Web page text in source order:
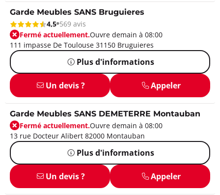
Garde Meubles SANS Bruguieres
4,5 569 avis
Fermé actuellement.Ouvre demain à 08:00
111 impasse De Toulouse 31150 Bruguieres
Plus d'informations
Un devis ? Appeler
Garde Meubles SANS DEMETERRE Montauban
Fermé actuellement.Ouvre demain à 08:00
13 rue Docteur Alibert 82000 Montauban
Plus d'informations
Un devis ? Appeler